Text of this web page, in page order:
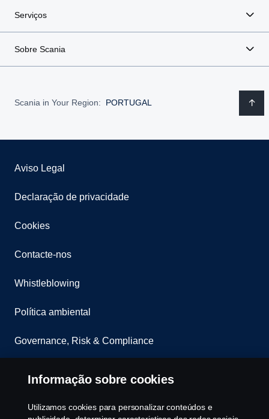
Serviços
Sobre Scania
Scania in Your Region: PORTUGAL
Aviso Legal
Declaração de privacidade
Cookies
Contacte-nos
Whistleblowing
Política ambiental
Governance, Risk & Compliance
Informação sobre cookies
Utilizamos cookies para personalizar conteúdos e